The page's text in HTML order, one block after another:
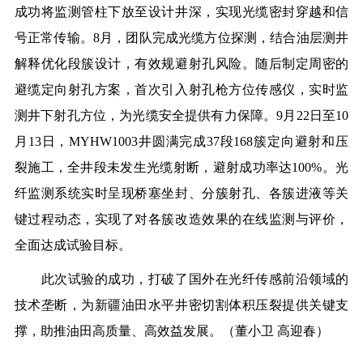
成功将监测管柱下放至设计井深，实现光缆密封穿越和信
号正常传输。8月，团队完成光缆方位探测，结合油层测井
解释优化段簇设计，有效规避射孔风险。随后制定周密的
避缆定向射孔方案，首次引入射孔枪方位传感仪，实时监
测井下射孔方位，为光缆安全提供有力保障。9月22日至10
月13日，MYHW1003井圆满完成37段168簇定向避射和压
裂施工，全井段未发生光缆射断，避射成功率达100%。光
纤监测系统实时呈现桥塞坐封、分簇射孔、各簇进液等关
键过程动态，实现了对各簇改造效果的在线监测与评价，
全面达成试验目标。
此次试验的成功，打破了国外在光纤传感前沿领域的
技术垄断，为新疆油田水平井密切割体积压裂提供关键支
撑，助推油田高质量、高效益发展。（董小卫 高迎春）